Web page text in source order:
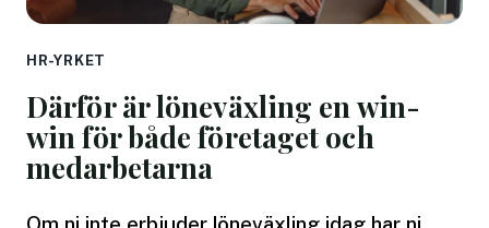
HR-YRKET
Därför är löneväxling en win-
win för både företaget och
medarbetarna